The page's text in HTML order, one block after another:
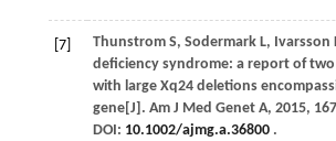
[7] Thunstrom S, Sodermark L, Ivarsson
deficiency syndrome: a report of
with large Xq24 deletions
gene[J]. Am J Med Genet A, 2015, 167
DOI: 10.1002/ajmg.a.36800.